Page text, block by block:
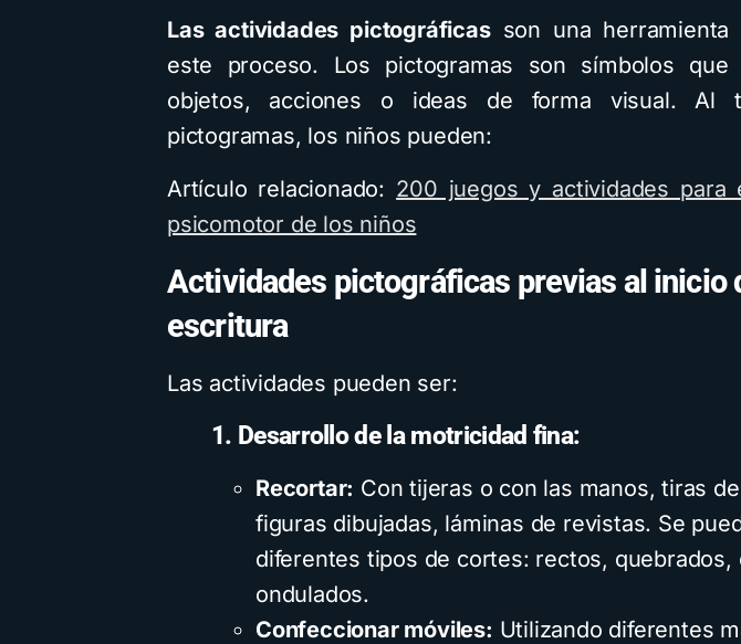
Las actividades pictográficasson una herramienta
este proceso. Los pictogramas son símbolos que
objetos, acciones o ideas de forma visual. Al
pictogramas, los niños pueden:
Artículo relacionado: 200 juegos y actividades para
psicomotor de los niños
Actividades pictográficas previas al inicio
escritura
Las actividades pueden ser:
1. Desarrollo de la motricidad fina:
Recortar: Con tijeras o con las manos, tiras
figuras dibujadas, láminas de revistas. Se
diferentes tipos de cortes: rectos, quebrados,
ondulados.
Confeccionar móviles: Utilizando diferentes